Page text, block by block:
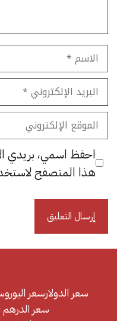
الاسم
البريد
الإلكتروني
الموقع
الإلكتروني
احفظ اسمي، بريدي
هذا المتصفح
سعر الدولارسعر اليورو
سعر الدرهم